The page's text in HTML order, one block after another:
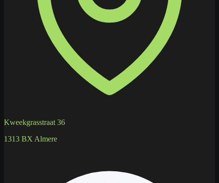
Kweekgrasstraat 36
1313 BX Almere